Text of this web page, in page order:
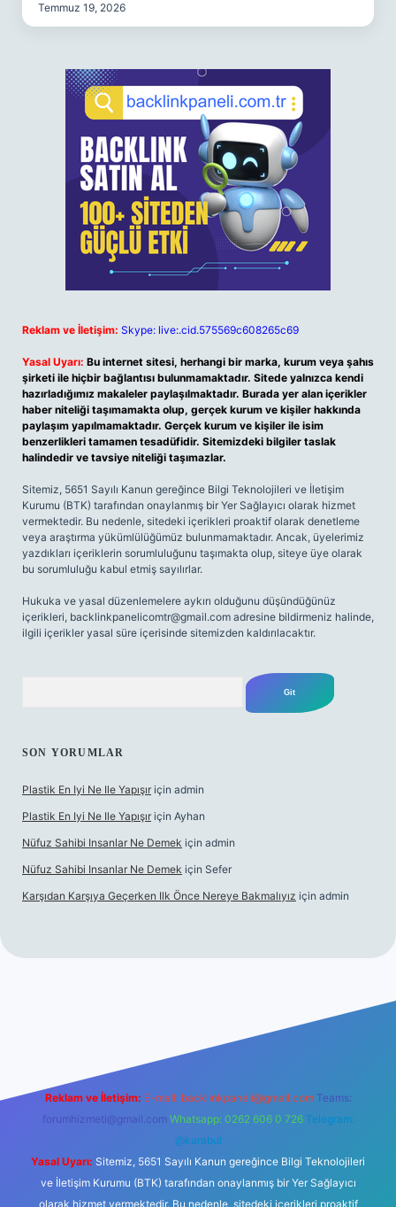
Temmuz 19, 2026
Reklam ve İletişim: Skype: live:.cid.575569c608265c69
Yasal Uyarı: Bu internet sitesi, herhangi bir marka, kurum veya şahıs
şirketi ile hiçbir bağlantısı bulunmamaktadır. Sitede yalnızca kendi
hazırladığımız makaleler paylaşılmaktadır. Burada yer alan içerikler
haber niteliği taşımamakta olup, gerçek kurum ve kişiler hakkında
paylaşım yapılmamaktadır. Gerçek kurum ve kişiler ile isim
benzerlikleri tamamen tesadüfidir. Sitemizdeki bilgiler taslak
halindedir ve tavsiye niteliği taşımazlar.
Sitemiz, 5651 Sayılı Kanun gereğince Bilgi Teknolojileri ve İletişim
Kurumu (BTK) tarafından onaylanmış bir Yer Sağlayıcı olarak hizmet
vermektedir. Bu nedenle, sitedeki içerikleri proaktif olarak denetleme
veya araştırma yükümlülüğümüz bulunmamaktadır. Ancak, üyelerimiz
yazdıkları içeriklerin sorumluluğunu taşımakta olup, siteye üye olarak
bu sorumluluğu kabul etmiş sayılırlar.
Hukuka ve yasal düzenlemelere aykırı olduğunu düşündüğünüz
içerikleri, backlinkpanelicomtr@gmail.com adresine bildirmeniz halinde,
ilgili içerikler yasal süre içerisinde sitemizden kaldırılacaktır.
SON YORUMLAR
Plastik En Iyi Ne Ile Yapışır için admin
Plastik En Iyi Ne Ile Yapışır için Ayhan
Nüfuz Sahibi Insanlar Ne Demek için admin
Nüfuz Sahibi Insanlar Ne Demek için Sefer
Karşıdan Karşıya Geçerken Ilk Önce Nereye Bakmalıyız için admin
Reklam ve İletişim: E-mail: backlinkpaneli@gmail.com Teams:
forumhizmeti@gmail.com Whatsapp: 0262 606 0 726 Telegram:
@karabul
Yasal Uyarı: Sitemiz, 5651 Sayılı Kanun gereğince Bilgi Teknolojileri
ve İletişim Kurumu (BTK) tarafından onaylanmış bir Yer Sağlayıcı
olarak hizmet vermektedir. Bu nedenle, sitedeki içerikleri proaktif